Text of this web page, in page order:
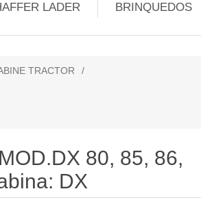
LADER BRINQUEDOS
TRACTOR
/
80, 85, 86,
DX